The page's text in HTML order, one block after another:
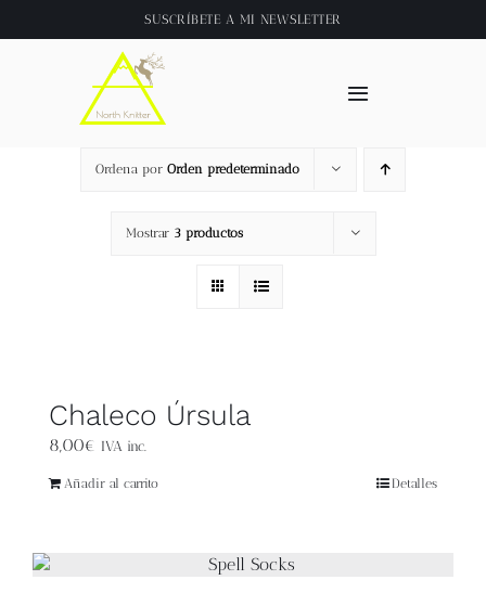
al
SUSCRÍBETE A MI NEWSLETTER
Toggle
Inicio
About
Tienda
Videos
Contacto
Ordena por Orden predeterminado
Mostrar 3 productos
Chaleco Úrsula
8,00€ IVA inc.
Añadir al carrito Detalles